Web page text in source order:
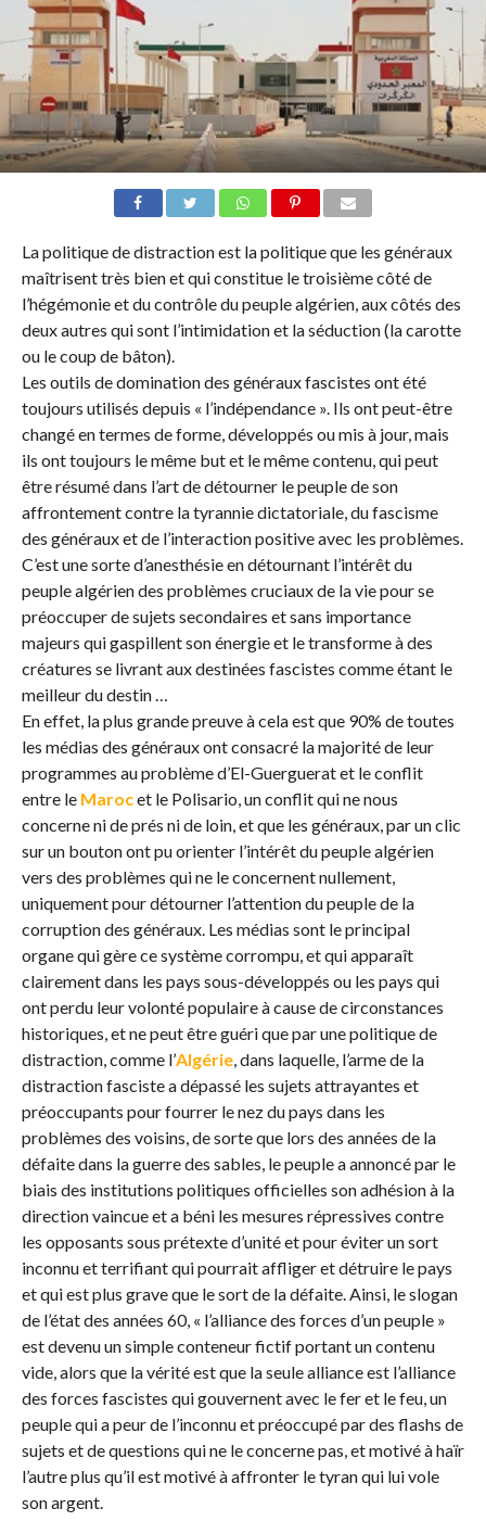
La politique de distraction est la politique que les généraux
maîtrisent très bien et qui constitue le troisième côté de
l’hégémonie et du contrôle du peuple algérien, aux côtés des
deux autres qui sont l’intimidation et la séduction (la carotte
ou le coup de bâton).
Les outils de domination des généraux fascistes ont été
toujours utilisés depuis « l’indépendance ». Ils ont peut-être
changé en termes de forme, développés ou mis à jour, mais
ils ont toujours le même but et le même contenu, qui peut
être résumé dans l’art de détourner le peuple de son
affrontement contre la tyrannie dictatoriale, du fascisme
des généraux et de l’interaction positive avec les problèmes.
C’est une sorte d’anesthésie en détournant l’intérêt du
peuple algérien des problèmes cruciaux de la vie pour se
préoccuper de sujets secondaires et sans importance
majeurs qui gaspillent son énergie et le transforme à des
créatures se livrant aux destinées fascistes comme étant le
meilleur du destin …
En effet, la plus grande preuve à cela est que 90% de toutes
les médias des généraux ont consacré la majorité de leur
programmes au problème d’El-Guerguerat et le conflit
entre le Marocet le Polisario, un conflit qui ne nous
concerne ni de prés ni de loin, et que les généraux, par un clic
sur un bouton ont pu orienter l’intérêt du peuple algérien
vers des problèmes qui ne le concernent nullement,
uniquement pour détourner l’attention du peuple de la
corruption des généraux. Les médias sont le principal
organe qui gère ce système corrompu, et qui apparaît
clairement dans les pays sous-développés ou les pays qui
ont perdu leur volonté populaire à cause de circonstances
historiques, et ne peut être guéri que par une politique de
distraction, comme l’Algérie, dans laquelle, l’arme de la
distraction fasciste a dépassé les sujets attrayantes et
préoccupants pour fourrer le nez du pays dans les
problèmes des voisins, de sorte que lors des années de la
défaite dans la guerre des sables, le peuple a annoncé par le
biais des institutions politiques officielles son adhésion à la
direction vaincue et a béni les mesures répressives contre
les opposants sous prétexte d’unité et pour éviter un sort
inconnu et terrifiant qui pourrait affliger et détruire le pays
et qui est plus grave que le sort de la défaite. Ainsi, le slogan
de l’état des années 60, « l’alliance des forces d’un peuple »
est devenu un simple conteneur fictif portant un contenu
vide, alors que la vérité est que la seule alliance est l’alliance
des forces fascistes qui gouvernent avec le fer et le feu, un
peuple qui a peur de l’inconnu et préoccupé par des flashs de
sujets et de questions qui ne le concerne pas, et motivé à haïr
l’autre plus qu’il est motivé à affronter le tyran qui lui vole
son argent.